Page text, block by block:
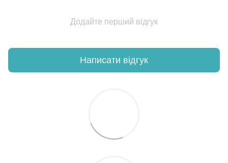
Додайте перший відгук
Написати відгук